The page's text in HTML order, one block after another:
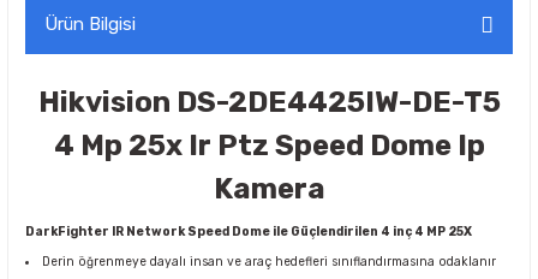
Ürün Bilgisi
Hikvision DS-2DE4425IW-DE-T5
4 Mp 25x Ir Ptz Speed Dome Ip
Kamera
DarkFighter IR Network Speed Dome ile Güçlendirilen 4 inç 4 MP 25X
Derin öğrenmeye dayalı insan ve araç hedefleri sınıflandırmasına odaklanır